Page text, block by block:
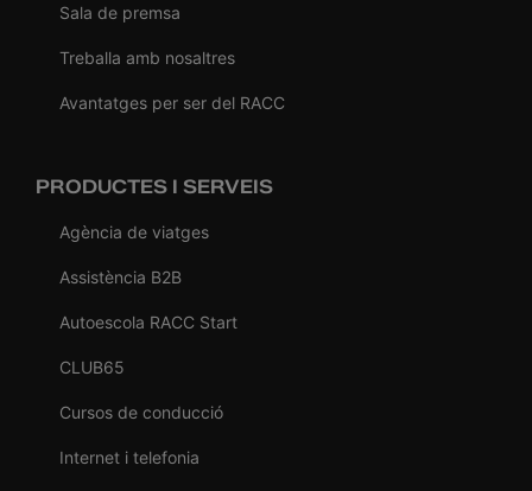
Sala de premsa
Treballa amb nosaltres
Avantatges per ser del RACC
PRODUCTES I SERVEIS
Agència de viatges
Assistència B2B
Autoescola RACC Start
CLUB65
Cursos de conducció
Internet i telefonia